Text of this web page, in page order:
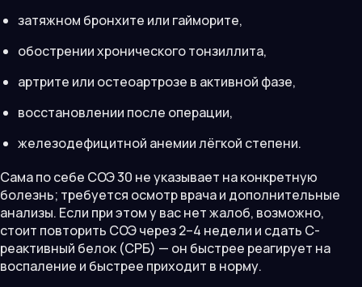
затяжном бронхите или гайморите,
обострении хронического тонзиллита,
артрите или остеоартрозе в активной фазе,
восстановлении после операции,
железодефицитной анемии лёгкой степени.
Сама по себе СОЭ 30 не указывает на конкретную
болезнь; требуется осмотр врача и дополнительные
анализы. Если при этом у вас нет жалоб, возможно,
стоит повторить СОЭ через 2–4 недели и сдать С-
реактивный белок (СРБ) — он быстрее реагирует на
воспаление и быстрее приходит в норму.